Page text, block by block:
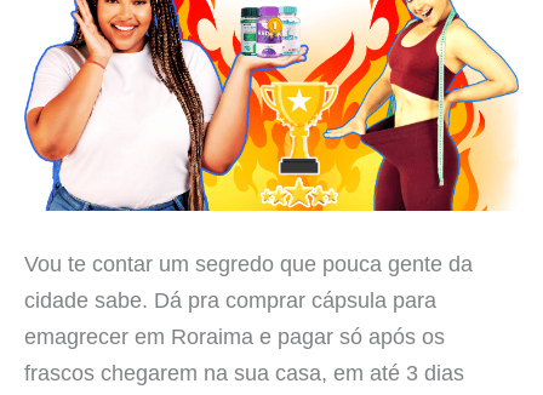
Vou te contar um segredo que pouca gente da
cidade sabe. Dá pra comprar cápsula para
emagrecer em Roraima e pagar só após os
frascos chegarem na sua casa, em até 3 dias